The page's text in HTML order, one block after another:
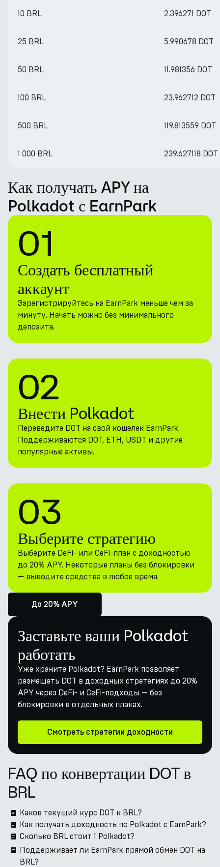
10 BRL 2.396271 DOT
25 BRL 5.990678 DOT
50 BRL 11.981356 DOT
100 BRL 23.962712 DOT
500 BRL 119.813559 DOT
1 000 BRL 239.627118 DOT
Как получать APY на
Polkadot с EarnPark
01
Создать бесплатный
аккаунт
Зарегистрируйтесь на EarnPark меньше чем за
минуту. Начать можно без минимального
депозита.
02
Внести Polkadot
Переведите DOT на свой кошелек EarnPark.
Поддерживаются DOT, ETH, USDT и другие
популярные активы.
03
Выберите стратегию
Выберите DeFi- или CeFi-план с доходностью
до 20% APY. Некоторые планы без блокировки
— выводите средства в любое время.
До 20% APY
Заставьте ваши Polkadot
работать
Уже храните Polkadot? EarnPark позволяет
размещать DOT в доходных стратегиях до 20%
APY через DeFi- и CeFi-подходы — без
блокировки в отдельных планах.
Смотреть стратегии доходности
FAQ по конвертации DOT в
BRL
Каков текущий курс DOT к BRL?
Как получать доходность по Polkadot с EarnPark?
Сколько BRL стоит 1 Polkadot?
Поддерживает ли EarnPark прямой обмен DOT на
BRL?